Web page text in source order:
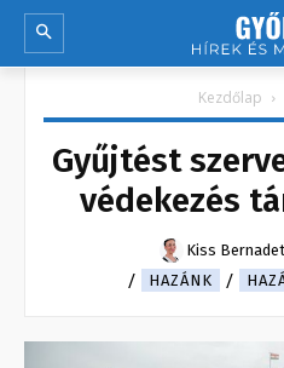
Kezdőlap
Gyűjtést
védekezés
Kiss
HAZÁNK